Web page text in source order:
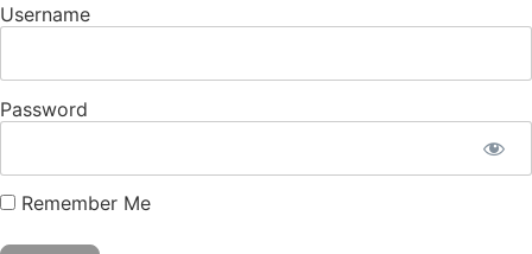
Username
Password
Remember Me